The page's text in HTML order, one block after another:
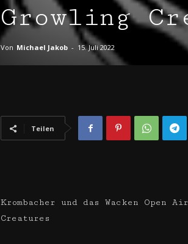
Growling
Von Michael Jakob - 15. Juli 2022
Teilen
Krombacher und das Wacken
Creatures